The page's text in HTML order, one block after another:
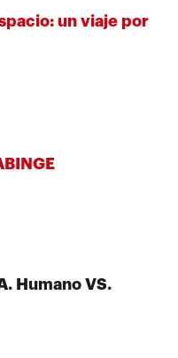
un viaje por
Humano VS.